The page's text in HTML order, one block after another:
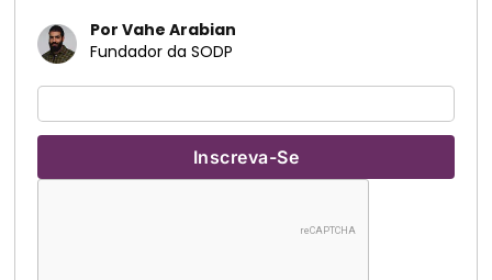
Por Vahe Arabian
Fundador da SODP